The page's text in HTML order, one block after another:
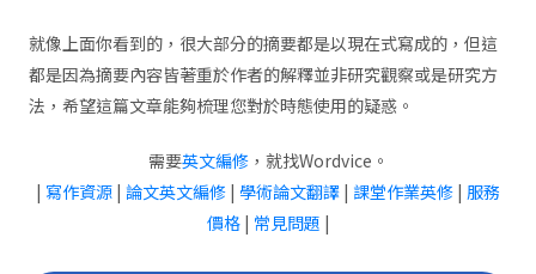
就像上面你看到的，很大部分的摘要都是以現在式寫成的，但這
都是因為摘要內容皆著重於作者的解釋並非研究觀察或是研究方
法，希望這篇文章能夠梳理您對於時態使用的疑惑。
需要英文編修，就找Wordvice。
| 寫作資源 | 論文英文編修 | 學術論文翻譯 | 課堂作業英修 | 服務
價格| 常見問題 |